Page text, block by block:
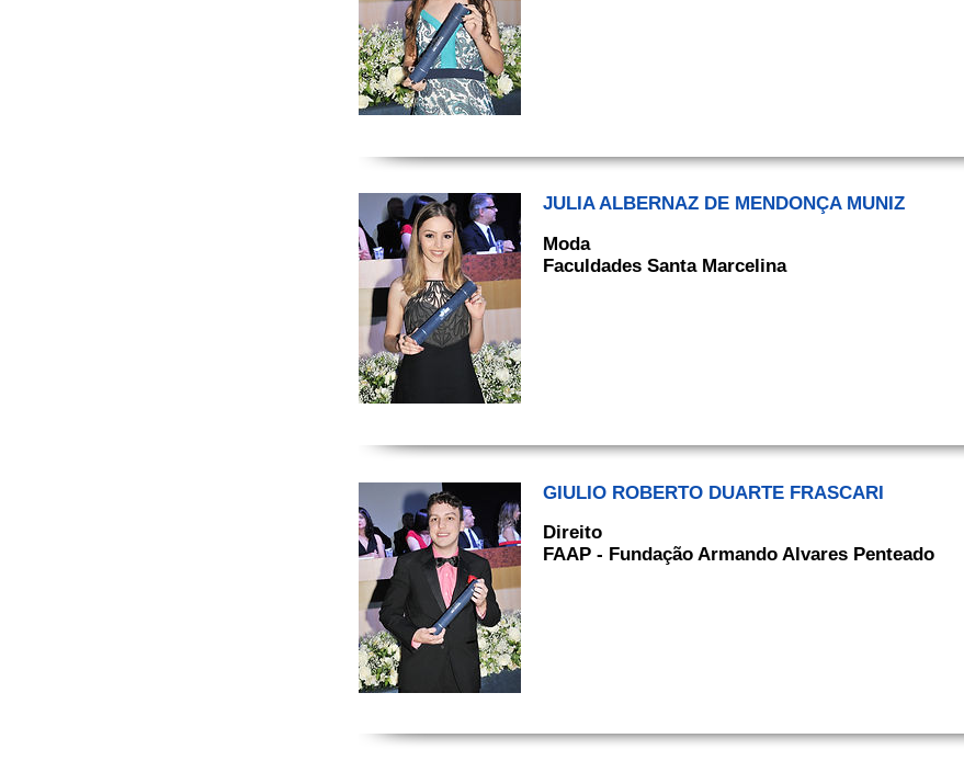
JULIA ALBERNAZ DE MENDONÇA MUNIZ
Moda
Faculdades Santa Marcelina
GIULIO ROBERTO DUARTE FRASCARI
Direito
FAAP - Fundação Armando Alvares Penteado